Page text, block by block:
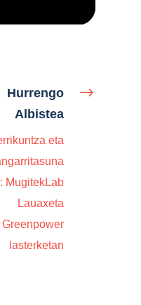
Hurrengo
Albistea
eta
MugitekLab
Lauaxeta
Greenpower
lasterketan